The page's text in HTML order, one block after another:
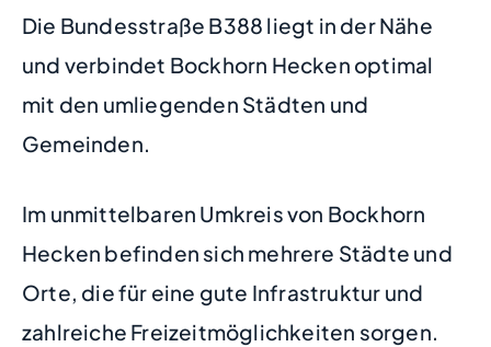
Die Bundesstraße B388 liegt in der Nähe
und verbindet Bockhorn Hecken optimal
mit den umliegenden Städten und
Gemeinden.
Im unmittelbaren Umkreis von Bockhorn
Hecken befinden sich mehrere Städte und
Orte, die für eine gute Infrastruktur und
zahlreiche Freizeitmöglichkeiten sorgen.